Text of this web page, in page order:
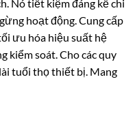
Nó tiết kiệm đáng kể chi
hoạt động. Cung cấp
ưu hóa hiệu suất hệ
kiểm soát. Cho các quy
tuổi thọ thiết bị. Mang